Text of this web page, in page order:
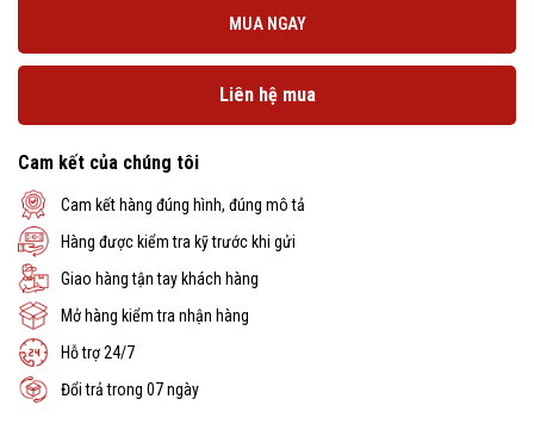
MUA NGAY
Liên hệ mua
Cam kết của chúng tôi
Cam kết hàng đúng hình, đúng mô tả
Hàng được kiểm tra kỹ trước khi gửi
Giao hàng tận tay khách hàng
Mở hàng kiểm tra nhận hàng
Hỗ trợ 24/7
Đổi trả trong 07 ngày